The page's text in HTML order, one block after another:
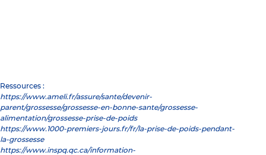
Ressources :
https://www.ameli.fr/assure/sante/devenir-
parent/grossesse/grossesse-en-bonne-sante/grossesse-
alimentation/grossesse-prise-de-poids
https://www.1000-premiers-jours.fr/fr/la-prise-de-poids-pendant-
la-grossesse
https://www.inspq.qc.ca/information-